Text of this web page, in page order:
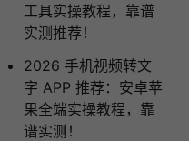
工具实操教程，靠谱
实测推荐！
2026 手机视频转文
字 APP 推荐：安卓苹
果全端实操教程，靠
谱实测！